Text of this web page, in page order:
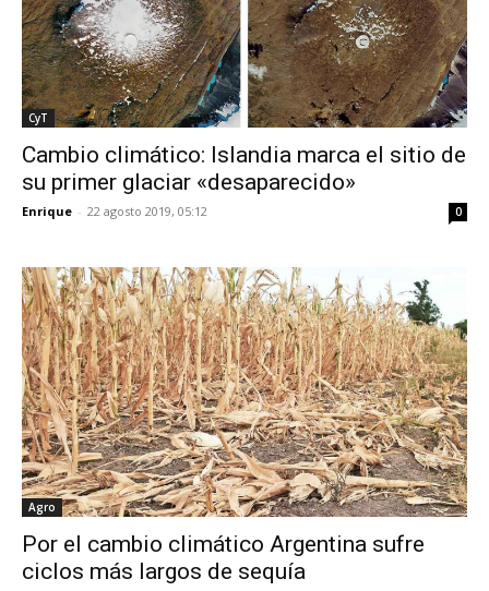
CyT
Cambio climático: Islandia marca el sitio de
su primer glaciar «desaparecido»
Enrique - 22 agosto 2019, 05:12 0
Agro
Por el cambio climático Argentina sufre
ciclos más largos de sequía